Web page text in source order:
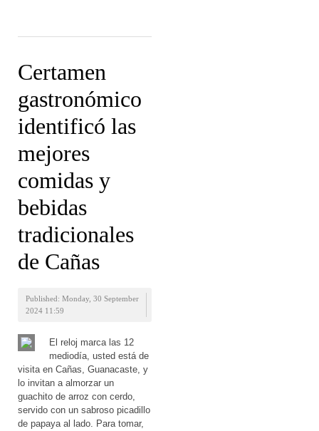
Certamen
gastronómico
identificó las
mejores
comidas y
bebidas
tradicionales
de Cañas
Published: Monday, 30 September
2024 11:59
El reloj marca las 12
mediodía, usted está de
visita en Cañas, Guanacaste, y
lo invitan a almorzar un
guachito de arroz con cerdo,
servido con un sabroso picadillo
de papaya al lado. Para tomar,